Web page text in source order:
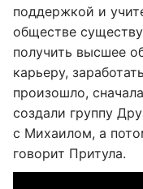
поддержкой и
обществе
получить высшее
карьеру,
произошло,
создали группу
с Михаилом, а
говорит Притула.